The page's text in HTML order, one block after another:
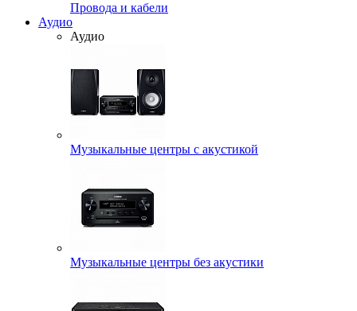
Провода и кабели
Аудио
Аудио
Музыкальные центры с акустикой
Музыкальные центры без акустики